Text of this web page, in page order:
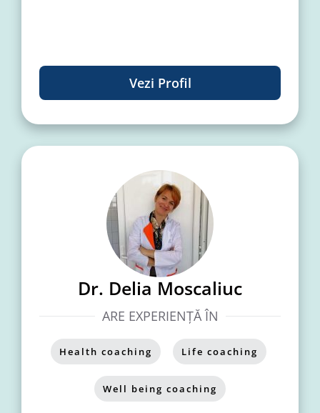
Vezi Profil
Dr. Delia Moscaliuc
ARE EXPERIENȚĂ ÎN
Health coaching Life coaching
Well being coaching